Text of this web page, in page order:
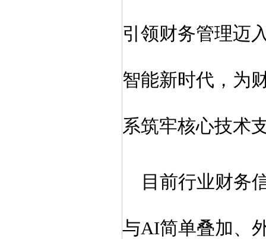
引领财务管理迈
智能新时代，为
系筑牢核心技术
目前行业财务
与AI简单叠加、